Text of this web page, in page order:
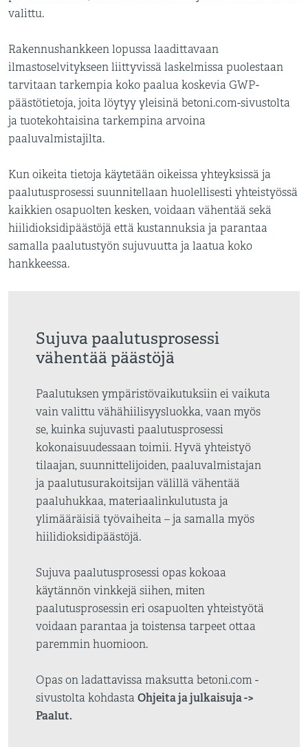
valittu.
Rakennushankkeen lopussa laadittavaan
ilmastoselvitykseen liittyvissä laskelmissa puolestaan
tarvitaan tarkempia koko paalua koskevia GWP-
päästötietoja, joita löytyy yleisinä betoni.com-sivustolta
ja tuotekohtaisina tarkempina arvoina
paaluvalmistajilta.
Kun oikeita tietoja käytetään oikeissa yhteyksissä ja
paalutusprosessi suunnitellaan huolellisesti yhteistyössä
kaikkien osapuolten kesken, voidaan vähentää sekä
hiilidioksidipäästöjä että kustannuksia ja parantaa
samalla paalutustyön sujuvuutta ja laatua koko
hankkeessa.
Sujuva paalutusprosessi
vähentää päästöjä
Paalutuksen ympäristövaikutuksiin ei vaikuta
vain valittu vähähiilisyysluokka, vaan myös
se, kuinka sujuvasti paalutusprosessi
kokonaisuudessaan toimii. Hyvä yhteistyö
tilaajan, suunnittelijoiden, paaluvalmistajan
ja paalutusurakoitsijan välillä vähentää
paaluhukkaa, materiaalinkulutusta ja
ylimääräisiä työvaiheita – ja samalla myös
hiilidioksidipäästöjä.
Sujuva paalutusprosessi opas kokoaa
käytännön vinkkejä siihen, miten
paalutusprosessin eri osapuolten yhteistyötä
voidaan parantaa ja toistensa tarpeet ottaa
paremmin huomioon.
Opas on ladattavissa maksutta betoni.com -
sivustolta kohdasta Ohjeita ja julkaisuja ->
Paalut.